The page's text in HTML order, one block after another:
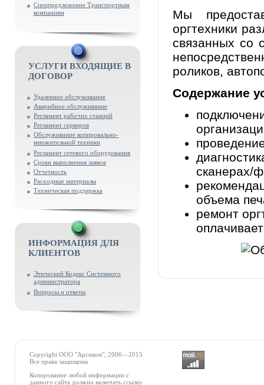
Спецпредложение Транспортным
компаниям
УСЛУГИ ВХОДЯЩИЕ В
ДОГОВОР
Удаленное обслуживание
Аварийное обслуживание
Регламент рабочих станций
Регламент серверов
Обслуживание копировально-
множительной техники
Регламент сетевого оборудования
Сроки выполнения заявок
Отчетность
Расходные материалы
Техническая поддержка
ИНФОРМАЦИЯ ДЛЯ
КЛИЕНТОВ
Этический Кодекс Системного
администратора
Вопросы и ответы
Мы
оргтехники
связанных со
роликов,
Содержание
сканерах/
объема
ремонт
Copyright ООО "Арсиком" , 2006—2015
Все права защищены
Копирование любой информации с
данного сайта должно включать ссылку